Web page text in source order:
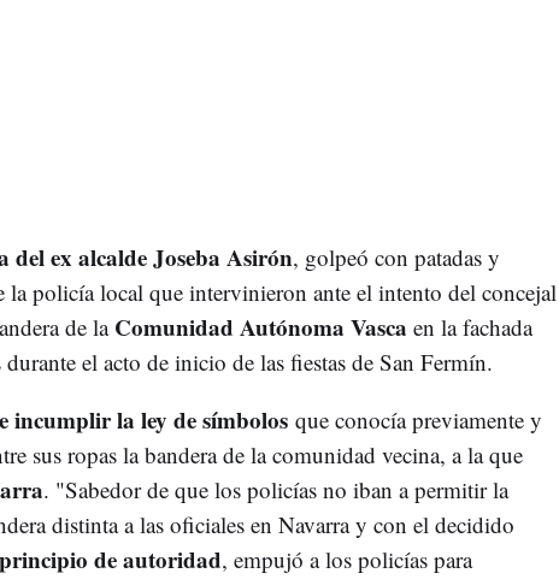
ex alcalde Joseba Asirón, golpeó con patadas y
la policía local que intervinieron ante el intento del concejal
de la Comunidad Autónoma Vasca en la fachada
el acto de inicio de las fiestas de San Fermín.
incumplir la ley de símbolosque conocía previamente y
sus ropas la bandera de la comunidad vecina, a la que
. "Sabedor de que los policías no iban a permitir la
distinta a las oficiales en Navarra y con el decidido
de autoridad, empujó a los policías para